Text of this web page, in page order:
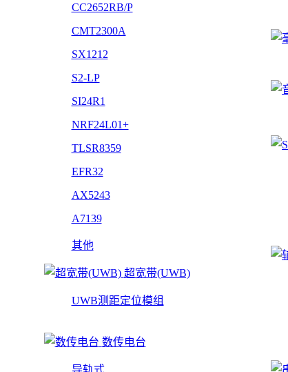
CC2652RB/P
CMT2300A
SX1212
S2-LP
SI24R1
NRF24L01+
TLSR8359
EFR32
AX5243
A7139
其他
超宽带(UWB)
UWB测距定位模组
数传电台
导轨式